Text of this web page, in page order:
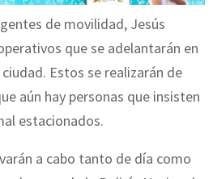
de movilidad, Jesús
que se adelantarán en
Estos se realizarán de
aún hay personas que insisten
estacionados.
a cabo tanto de día como